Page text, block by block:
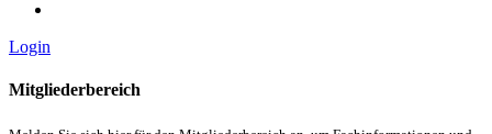
Login
Mitgliederbereich